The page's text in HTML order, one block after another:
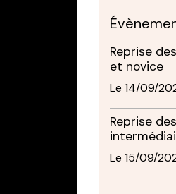
Reprise
et novice
Le 14/09/
Reprise
Le 15/09/